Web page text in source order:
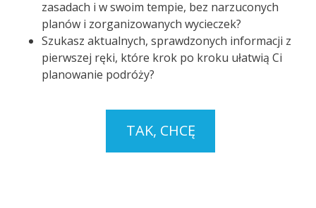
zasadach i w swoim tempie, bez narzuconych
planów i zorganizowanych wycieczek?
Szukasz aktualnych, sprawdzonych informacji z
pierwszej ręki, które krok po kroku ułatwią Ci
planowanie podróży?
TAK, CHCĘ